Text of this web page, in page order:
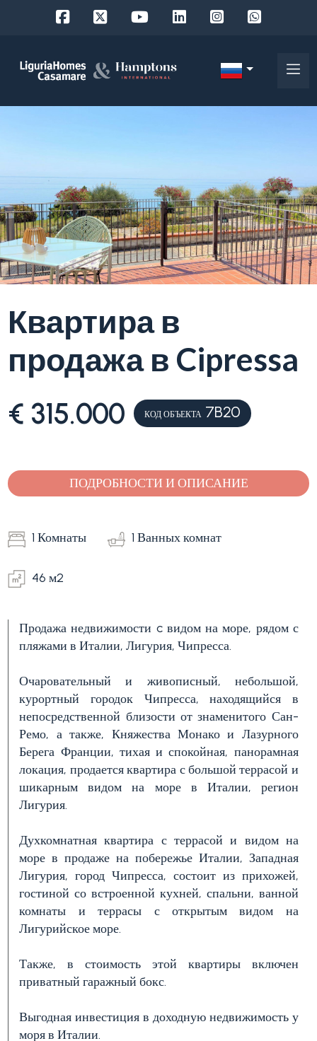
Квартира в
продажа в Cipressa
€ 315.000 КОД ОБЪЕКТА 7B20
ПОДРОБНОСТИ И ОПИСАНИЕ
1 Комнаты 1 Ванных комнат
46 м2
Продажа недвижимости c видом на море, рядом с
пляжами в Италии, Лигурия, Чипресса.
Очаровательный и живописный, небольшой,
курортный городок Чипресса, находящийся в
непосредственной близости от знаменитого Сан-
Ремо, а также, Княжества Монако и Лазурного
Берега Франции, тихая и спокойная, панорамная
локация, продается квартира с большой террасой и
шикарным видом на море в Италии, регион
Лигурия.
Духкомнатная квартира с террасой и видом на
море в продаже на побережье Италии, Западная
Лигурия, город Чипресса, состоит из прихожей,
гостиной со встроенной кухней, спальни, ванной
комнаты и террасы с открытым видом на
Лигурийское море.
Также, в стоимость этой квартиры включен
приватный гаражный бокс.
Выгодная инвестиция в доходную недвижимость у
моря в Италии.
О
нас
Контакты
выберите район
Город
Тип
(Вилла,
множественный
Любая
Жилая
Земельный участок
Цена
(управляемой
свойст)
Количество
спален
Любая
1
2